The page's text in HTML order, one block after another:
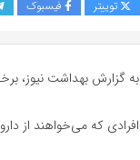
توییتر فیسبوک
به گزارش بهداشت نیوز،‌
افرادی که می‌خواهند از